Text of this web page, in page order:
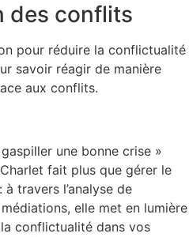
des conflits
pour réduire la conflictualité
savoir réagir de manière
aux conflits.
une bonne crise »
fait plus que gérer le
travers l’analyse de
elle met en lumière
conflictualité dans vos